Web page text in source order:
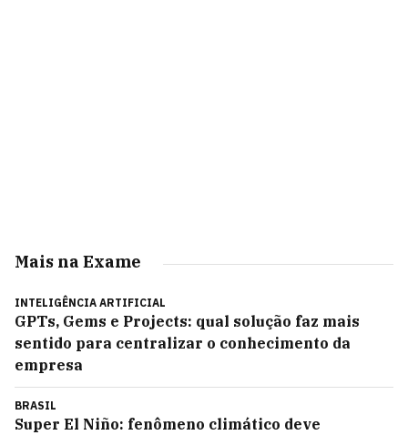
Mais na Exame
INTELIGÊNCIA ARTIFICIAL
GPTs, Gems e Projects: qual solução faz mais
sentido para centralizar o conhecimento da
empresa
BRASIL
Super El Niño: fenômeno climático deve